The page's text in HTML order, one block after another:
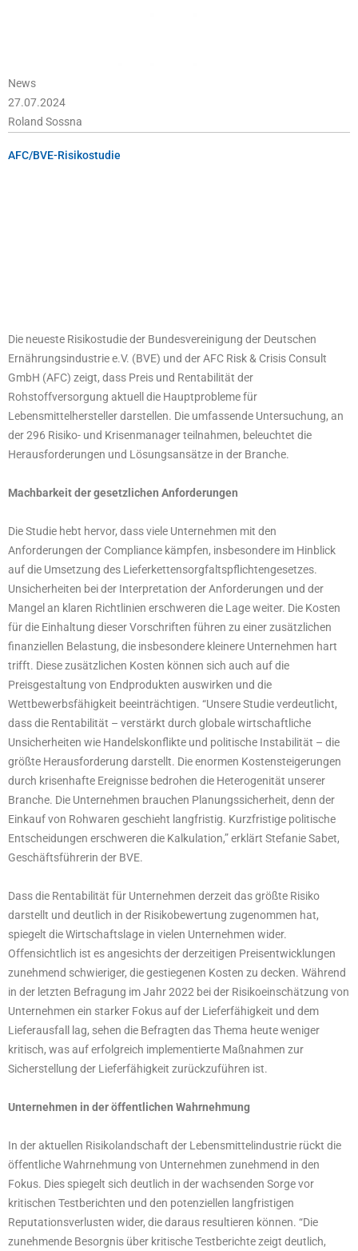
News
27.07.2024
Roland Sossna
AFC/BVE-Risikostudie
Die neueste Risikostudie der Bundesvereinigung der Deutschen
Ernährungsindustrie e.V. (BVE) und der AFC Risk & Crisis Consult
GmbH (AFC) zeigt, dass Preis und Rentabilität der
Rohstoffversorgung aktuell die Hauptprobleme für
Lebensmittelhersteller darstellen. Die umfassende Untersuchung, an
der 296 Risiko- und Krisenmanager teilnahmen, beleuchtet die
Herausforderungen und Lösungsansätze in der Branche.
Machbarkeit der gesetzlichen Anforderungen
Die Studie hebt hervor, dass viele Unternehmen mit den
Anforderungen der Compliance kämpfen, insbesondere im Hinblick
auf die Umsetzung des Lieferkettensorgfaltspflichtengesetzes.
Unsicherheiten bei der Interpretation der Anforderungen und der
Mangel an klaren Richtlinien erschweren die Lage weiter. Die Kosten
für die Einhaltung dieser Vorschriften führen zu einer zusätzlichen
finanziellen Belastung, die insbesondere kleinere Unternehmen hart
trifft. Diese zusätzlichen Kosten können sich auch auf die
Preisgestaltung von Endprodukten auswirken und die
Wettbewerbsfähigkeit beeinträchtigen. “Unsere Studie verdeutlicht,
dass die Rentabilität – verstärkt durch globale wirtschaftliche
Unsicherheiten wie Handelskonflikte und politische Instabilität – die
größte Herausforderung darstellt. Die enormen Kostensteigerungen
durch krisenhafte Ereignisse bedrohen die Heterogenität unserer
Branche. Die Unternehmen brauchen Planungssicherheit, denn der
Einkauf von Rohwaren geschieht langfristig. Kurzfristige politische
Entscheidungen erschweren die Kalkulation,” erklärt Stefanie Sabet,
Geschäftsführerin der BVE.
Dass die Rentabilität für Unternehmen derzeit das größte Risiko
darstellt und deutlich in der Risikobewertung zugenommen hat,
spiegelt die Wirtschaftslage in vielen Unternehmen wider.
Offensichtlich ist es angesichts der derzeitigen Preisentwicklungen
zunehmend schwieriger, die gestiegenen Kosten zu decken. Während
in der letzten Befragung im Jahr 2022 bei der Risikoeinschätzung von
Unternehmen ein starker Fokus auf der Lieferfähigkeit und dem
Lieferausfall lag, sehen die Befragten das Thema heute weniger
kritisch, was auf erfolgreich implementierte Maßnahmen zur
Sicherstellung der Lieferfähigkeit zurückzuführen ist.
Unternehmen in der öffentlichen Wahrnehmung
In der aktuellen Risikolandschaft der Lebensmittelindustrie rückt die
öffentliche Wahrnehmung von Unternehmen zunehmend in den
Fokus. Dies spiegelt sich deutlich in der wachsenden Sorge vor
kritischen Testberichten und den potenziellen langfristigen
Reputationsverlusten wider, die daraus resultieren können. “Die
zunehmende Besorgnis über kritische Testberichte zeigt deutlich,